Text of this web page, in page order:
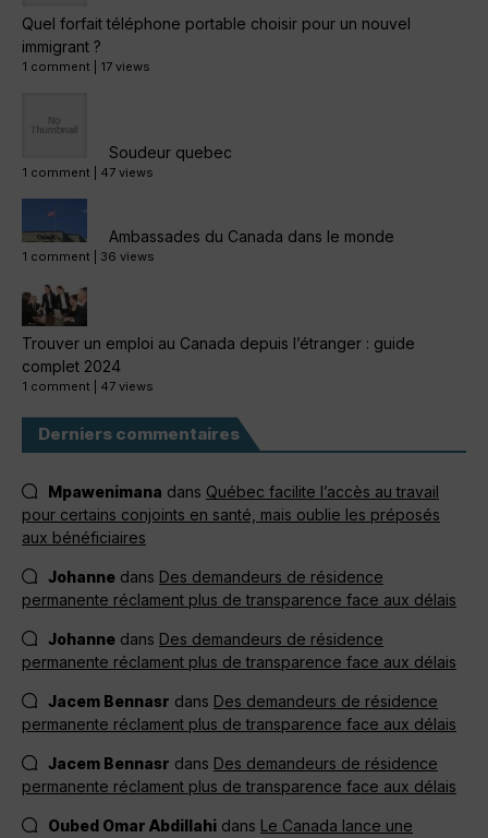
Quel forfait téléphone portable choisir pour un nouvel
immigrant ?
1 comment 17 views
Soudeur quebec
1 comment 47 views
Ambassades du Canada dans le monde
1 comment 36 views
Trouver un emploi au Canada depuis l’étranger : guide
complet 2024
1 comment 47 views
Derniers commentaires
Mpawenimana dans Québec facilite l’accès au travail
pour certains conjoints en santé, mais oublie les préposés
aux bénéficiaires
Johanne dans Des demandeurs de résidence
permanente réclament plus de transparence face aux délais
Johanne dans Des demandeurs de résidence
permanente réclament plus de transparence face aux délais
Jacem Bennasr dans Des demandeurs de résidence
permanente réclament plus de transparence face aux délais
Jacem Bennasr dans Des demandeurs de résidence
permanente réclament plus de transparence face aux délais
Oubed Omar Abdillahi dans Le Canada lance une